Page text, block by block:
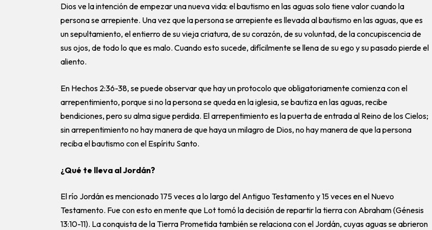
Dios ve la intención de empezar una nueva vida: el bautismo en las aguas solo tiene valor cuando la
persona se arrepiente. Una vez que la persona se arrepiente es llevada al bautismo en las aguas, que es
un sepultamiento, el entierro de su vieja criatura, de su corazón, de su voluntad, de la concupiscencia de
sus ojos, de todo lo que es malo. Cuando esto sucede, difícilmente se llena de su ego y su pasado pierde el
aliento.
En Hechos 2:36-38, se puede observar que hay un protocolo que obligatoriamente comienza con el
arrepentimiento, porque si no la persona se queda en la iglesia, se bautiza en las aguas, recibe
bendiciones, pero su alma sigue perdida. El arrepentimiento es la puerta de entrada al Reino de los Cielos;
sin arrepentimiento no hay manera de que haya un milagro de Dios, no hay manera de que la persona
reciba el bautismo con el Espíritu Santo.
¿Qué te lleva al Jordán?
El río Jordán es mencionado 175 veces a lo largo del Antiguo Testamento y 15 veces en el Nuevo
Testamento. Fue con esto en mente que Lot tomó la decisión de repartir la tierra con Abraham (Génesis
13:10-11). La conquista de la Tierra Prometida también se relaciona con el Jordán, cuyas aguas se abrieron